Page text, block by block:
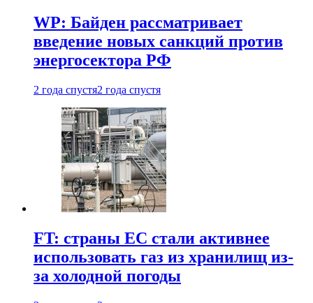
WP: Байден рассматривает
введение новых санкций против
энергосектора РФ
2 года спустя2 года спустя
FT: страны ЕС стали активнее
использовать газ из хранилищ из-
за холодной погоды